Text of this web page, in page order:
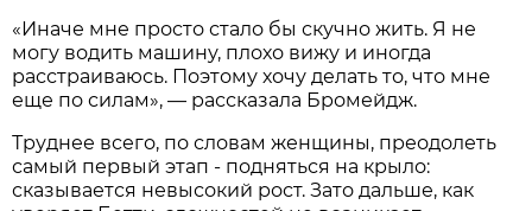
«Иначе мне просто стало бы скучно жить. Я не
могу водить машину, плохо вижу и иногда
расстраиваюсь. Поэтому хочу делать то, что мне
еще по силам», — рассказала Бромейдж.
Труднее всего, по словам женщины, преодолеть
самый первый этап - подняться на крыло:
сказывается невысокий рост. Зато дальше, как